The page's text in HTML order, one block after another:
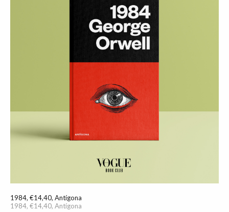
1984, €14,40, Antígona
1984, €14,40, Antígona